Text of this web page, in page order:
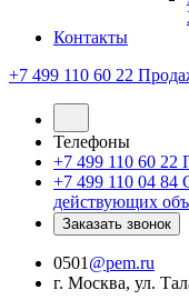
Контакты
+7 499 110 60 22
Телефоны
+7 499 110 60 22
+7 499 110 04 84
действующих
Заказать звонок
0501 @pem.ru
г. Москва, ул.